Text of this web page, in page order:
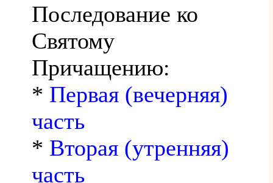
Последование ко
Святому
Причащению:
* Первая (вечерняя)
часть
* Вторая (утренняя)
часть